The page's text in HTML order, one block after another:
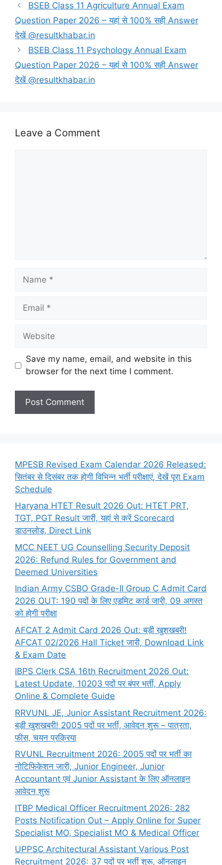
BSEB Class 11 Agriculture Annual Exam
Question Paper 2026 – यहां से 100% सही Answer
देखें @resultkhabar.in
BSEB Class 11 Psychology Annual Exam
Question Paper 2026 – यहां से 100% सही Answer
देखें @resultkhabar.in
Leave a Comment
Name
Email
Website
Save my name, email, and website in this
browser for the next time I comment.
MPESB Revised Exam Calendar 2026 Released:
सितंबर से दिसंबर तक होगी विभिन्न भर्ती परीक्षाएं, देखें पूरा Exam
Schedule
Haryana HTET Result 2026 Out: HTET PRT,
TGT, PGT Result जारी, यहां से करें Scorecard
डाउनलोड, Direct Link
MCC NEET UG Counselling Security Deposit
2026: Refund Rules for Government and
Deemed Universities
Indian Army CSBO Grade-II Group C Admit Card
2026 OUT: 190 पदों के लिए एडमिट कार्ड जारी, 09 अगस्त
को होगी परीक्षा
AFCAT 2 Admit Card 2026 Out: बड़ी खुशखबरी!
AFCAT 02/2026 Hall Ticket जारी, Download Link
& Exam Date
IBPS Clerk CSA 16th Recruitment 2026 Out:
Latest Update, 10203 पदों पर बंपर भर्ती, Apply
Online & Complete Guide
RRVUNL JE, Junior Assistant Recruitment 2026:
बड़ी खुशखबरी! 2005 पदों पर भर्ती, आवेदन शुरू – पात्रता,
फीस, चयन प्रक्रिया
RVUNL Recruitment 2026: 2005 पदों पर भर्ती का
नोटिफिकेशन जारी, Junior Engineer, Junior
Accountant एवं Junior Assistant के लिए ऑनलाइन
आवेदन शुरू
ITBP Medical Officer Recruitment 2026: 282
Posts Notification Out – Apply Online for Super
Specialist MO, Specialist MO & Medical Officer
UPPSC Architectural Assistant Various Post
Recruitment 2026: 37 पदों पर भर्ती शुरू, ऑनलाइन